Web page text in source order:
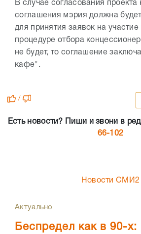
В случае согласования проекта
соглашения мэрия должна
для принятия заявок на участие
процедуре отбора
не будет, то соглашение
кафе".
/
Есть новости? Пиши и звони в
66-102
Новости СМИ2
Актуально
Беспредел как в 90-х: